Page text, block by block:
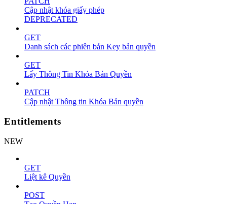
Cập nhật khóa giấy phép
DEPRECATED
GET
Danh sách các phiên bản Key bản quyền
GET
Lấy Thông Tin Khóa Bản Quyền
PATCH
Cập nhật Thông tin Khóa Bản quyền
Entitlements
NEW
GET
Liệt kê Quyền
POST